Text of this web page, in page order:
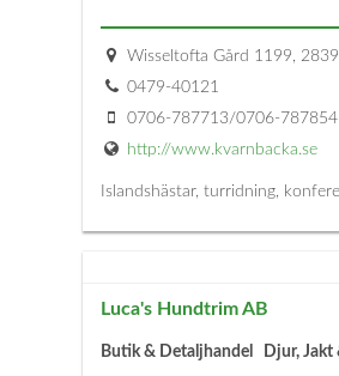
Wisseltofta Gård 1199,
0479-40121
0706-787713/0706-787854
http://www.kvarnbacka.se
Islandshästar, turridning,
Luca's Hundtrim AB
Butik & Detaljhandel Djur, Jakt